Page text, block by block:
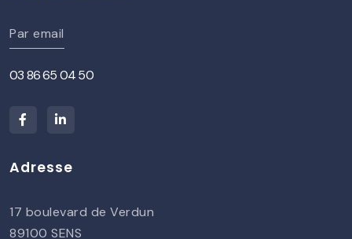
Par email
03 86 65 04 50
Adresse
17 boulevard de Verdun
89100 SENS